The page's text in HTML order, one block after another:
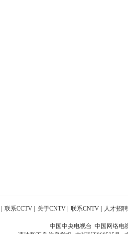
联系CCTV 关于CNTV 联系CNTV 人才招聘
中国中央电视台 中国网络电